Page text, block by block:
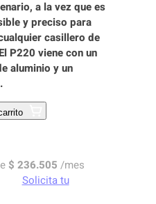
a la vez que es
y preciso para
casillero de
P220 viene con un
aluminio y un
$ 236.505 /mes
Solicita tu